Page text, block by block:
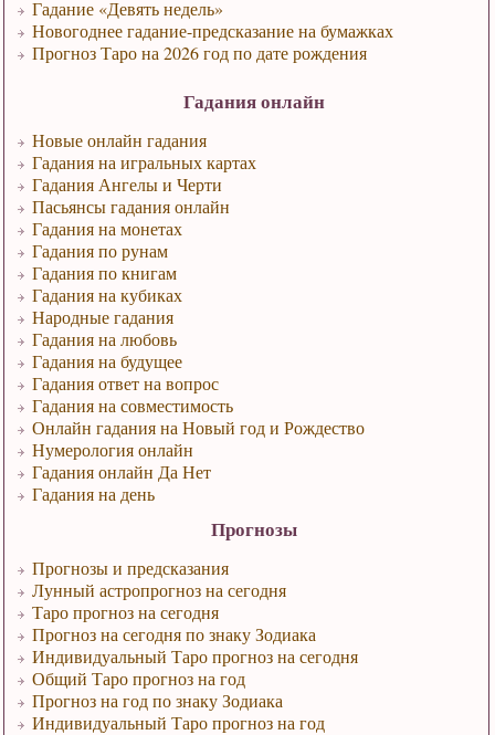
Гадание «Девять недель»
Новогоднее гадание-предсказание на бумажках
Прогноз Таро на 2026 год по дате рождения
Гадания онлайн
Новые онлайн гадания
Гадания на игральных картах
Гадания Ангелы и Черти
Пасьянсы гадания онлайн
Гадания на монетах
Гадания по рунам
Гадания по книгам
Гадания на кубиках
Народные гадания
Гадания на любовь
Гадания на будущее
Гадания ответ на вопрос
Гадания на совместимость
Онлайн гадания на Новый год и Рождество
Нумерология онлайн
Гадания онлайн Да Нет
Гадания на день
Прогнозы
Прогнозы и предсказания
Лунный астропрогноз на сегодня
Таро прогноз на сегодня
Прогноз на сегодня по знаку Зодиака
Индивидуальный Таро прогноз на сегодня
Общий Таро прогноз на год
Прогноз на год по знаку Зодиака
Индивидуальный Таро прогноз на год